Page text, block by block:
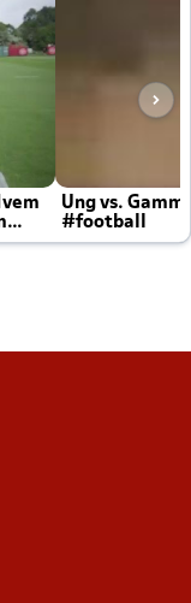
Ung vs.
#football